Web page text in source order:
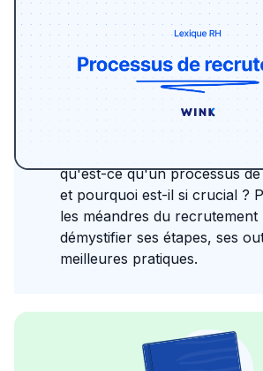
Le marché du travail évolue
avec lui, les méthodes pour
embaucher les meilleurs
processus de recrutement
essentiel pour toute
qu'est-ce qu'un processus
et pourquoi est-il si crucial ?
les méandres du
démystifier ses étapes, ses
meilleures pratiques.